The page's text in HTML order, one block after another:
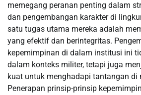
memegang peranan penting dalam
dan pengembangan karakter di
satu tugas utama mereka adalah
yang efektif dan berintegritas.
kepemimpinan di dalam institusi ini
dalam konteks militer, tetapi juga
kuat untuk menghadapi tantangan di
Penerapan prinsip-prinsip